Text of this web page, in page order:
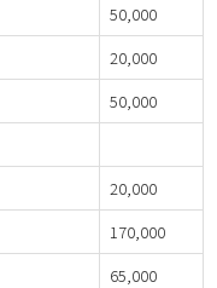
50,000
20,000
50,000
20,000
170,000
65,000